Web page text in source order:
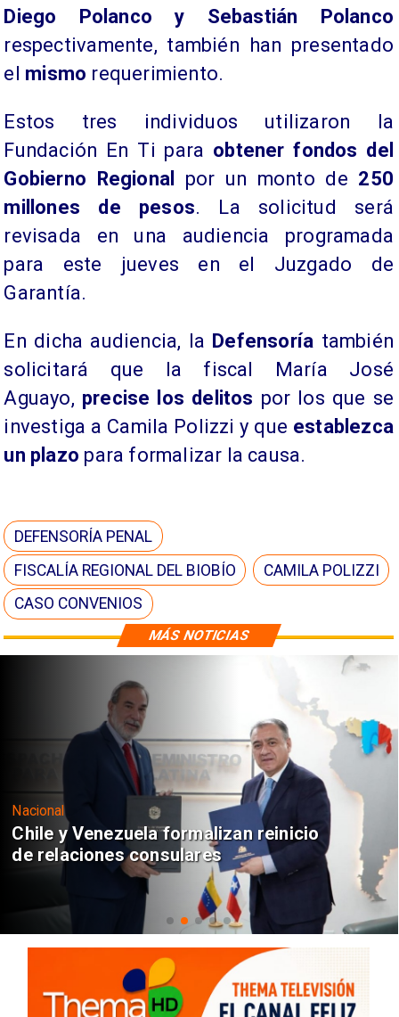
MÁS NOTICIAS
Diego Polanco y Sebastián Polanco
respectivamente, también han presentado
el mismo requerimiento.
Estos tres individuos utilizaron la
Fundación En Ti para obtener fondos del
Gobierno Regional por un monto de 250
millones de pesos. La solicitud será
revisada en una audiencia programada
para este jueves en el Juzgado de
Garantía.
En dicha audiencia, la Defensoría también
solicitará que la fiscal María José
Aguayo, precise los delitos por los que se
investiga a Camila Polizzi y que establezca
un plazo para formalizar la causa.
DEFENSORÍA PENAL
FISCALÍA REGIONAL DEL BIOBÍO
CAMILA POLIZZI
CASO CONVENIOS
Nacional
Chile y Venezuela formalizan reinicio
de relaciones consulares